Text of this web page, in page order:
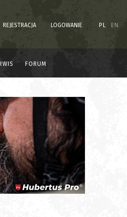
REJESTRACJA LOGOWANIE PL EN
FORUM